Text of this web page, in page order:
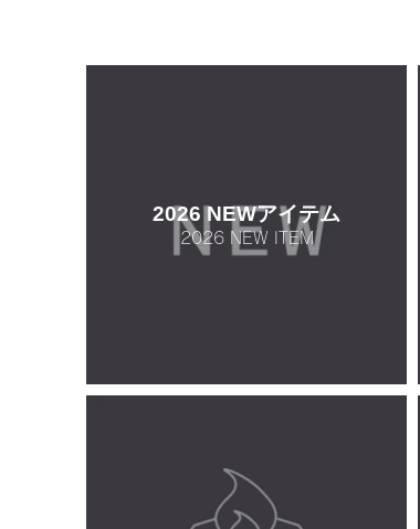
2026 NEWアイテム
2026 NEW ITEM